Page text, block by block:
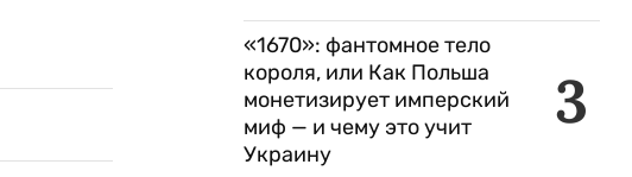
3
«1670»: фантомное тело
короля, или Как Польша
монетизирует имперский
миф — и чему это учит
Украину